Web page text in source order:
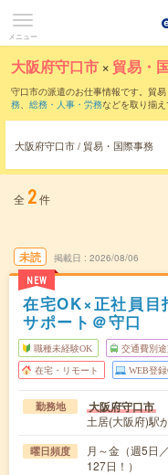
メニュー
大阪府守口市 × 貿易・
守口市の派遣のお仕事情報です。貿易
務、 総務・人事・労務などを取り揃え
大阪府守口市 / 貿易・国際事務
全 2件
未読
NEW
掲載日 2026/08/06
在宅OK×正社員目
サポート＠守口
職種未経験OK 交通費別途
在宅・リモート WEB登
勤務地 大阪府守口市
土居(大阪府)駅
曜日頻度
月～金（週5日
127日！）